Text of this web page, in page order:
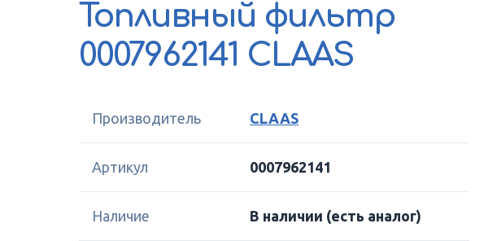
Топливный фильтр
0007962141 CLAAS
Производитель CLAAS
Артикул 0007962141
Наличие В наличии (есть аналог)